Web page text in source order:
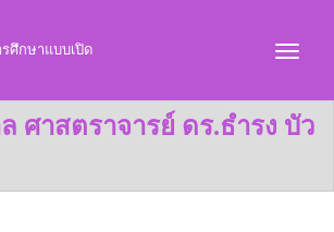
ศึกษาแบบเปิด
ศาสตราจารย์ ดร.ธำรง บัว